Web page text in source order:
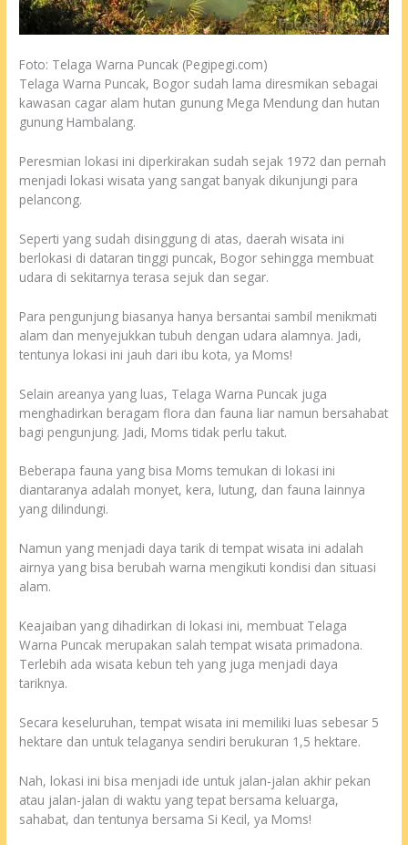
Foto: Telaga Warna Puncak (Pegipegi.com)
Telaga Warna Puncak, Bogor sudah lama diresmikan sebagai
kawasan cagar alam hutan gunung Mega Mendung dan hutan
gunung Hambalang.
Peresmian lokasi ini diperkirakan sudah sejak 1972 dan pernah
menjadi lokasi wisata yang sangat banyak dikunjungi para
pelancong.
Seperti yang sudah disinggung di atas, daerah wisata ini
berlokasi di dataran tinggi puncak, Bogor sehingga membuat
udara di sekitarnya terasa sejuk dan segar.
Para pengunjung biasanya hanya bersantai sambil menikmati
alam dan menyejukkan tubuh dengan udara alamnya. Jadi,
tentunya lokasi ini jauh dari ibu kota, ya Moms!
Selain areanya yang luas, Telaga Warna Puncak juga
menghadirkan beragam flora dan fauna liar namun bersahabat
bagi pengunjung. Jadi, Moms tidak perlu takut.
Beberapa fauna yang bisa Moms temukan di lokasi ini
diantaranya adalah monyet, kera, lutung, dan fauna lainnya
yang dilindungi.
Namun yang menjadi daya tarik di tempat wisata ini adalah
airnya yang bisa berubah warna mengikuti kondisi dan situasi
alam.
Keajaiban yang dihadirkan di lokasi ini, membuat Telaga
Warna Puncak merupakan salah tempat wisata primadona.
Terlebih ada wisata kebun teh yang juga menjadi daya
tariknya.
Secara keseluruhan, tempat wisata ini memiliki luas sebesar 5
hektare dan untuk telaganya sendiri berukuran 1,5 hektare.
Nah, lokasi ini bisa menjadi ide untuk jalan-jalan akhir pekan
atau jalan-jalan di waktu yang tepat bersama keluarga,
sahabat, dan tentunya bersama Si Kecil, ya Moms!